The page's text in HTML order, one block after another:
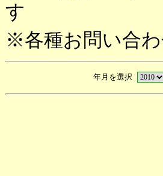
す
※各種お問い合わ
年月を選択